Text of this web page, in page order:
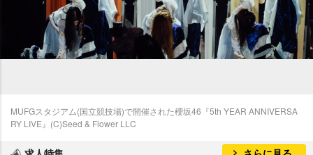
MUFGスタジアム(国立競技場)で開催された櫻坂46『5th YEAR ANNIVERSA
RY LIVE』(C)Seed & Flower LLC